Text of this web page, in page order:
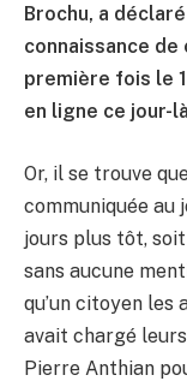
Brochu, a
connaissance
première fois le
en ligne ce jour-
Or, il se trouve
communiquée au
jours plus tôt,
sans aucune
qu’un citoyen les
avait chargé
Pierre Anthian